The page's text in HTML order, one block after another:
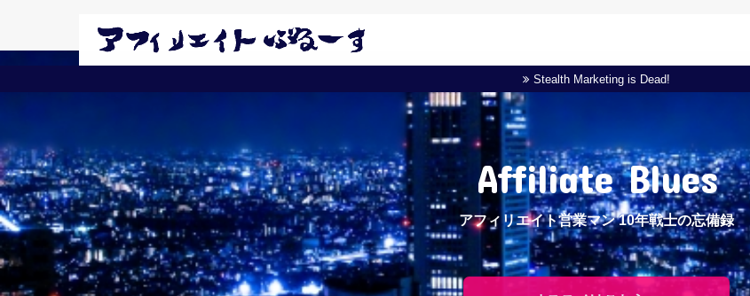
Stealth Marketing is Dead!
Affiliate Blues
アフィリエイト営業マン 10年戦士の忘備録